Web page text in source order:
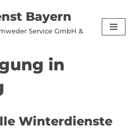
Bayern
Service GmbH &
in
Winterdienste